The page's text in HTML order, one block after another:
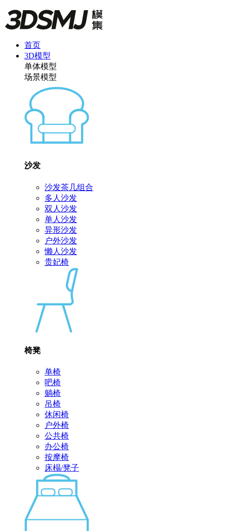
首页
3D模型
单体模型
场景模型
沙发
沙发茶几组合
多人沙发
双人沙发
单人沙发
异形沙发
户外沙发
懒人沙发
贵妃椅
椅凳
单椅
吧椅
躺椅
吊椅
休闲椅
户外椅
公共椅
办公椅
按摩椅
床榻/凳子